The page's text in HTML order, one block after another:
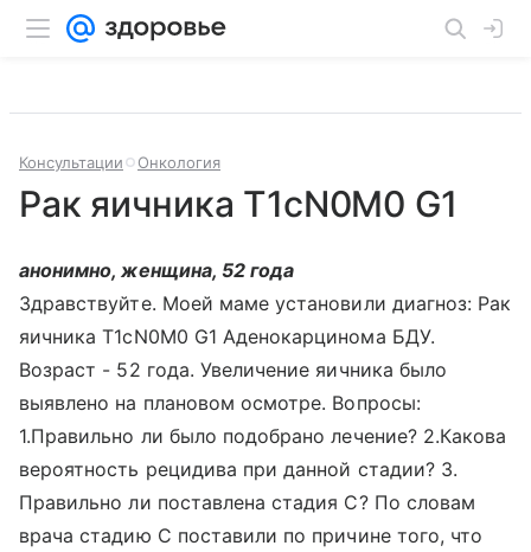
Консультации Онкология
Рак яичника Т1сN0M0 G1
анонимно, женщина, 52 года
Здравствуйте. Моей маме установили диагноз: Рак
яичника Т1сN0M0 G1 Аденокарцинома БДУ.
Возраст - 52 года. Увеличение яичника было
выявлено на плановом осмотре. Вопросы:
1.Правильно ли было подобрано лечение? 2.Какова
вероятность рецидива при данной стадии? 3.
Правильно ли поставлена стадия С? По словам
врача стадию С поставили по причине того, что